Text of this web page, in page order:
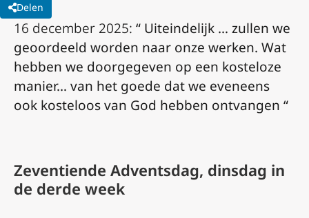
Delen
16 december 2025: “ Uiteindelijk … zullen we
geoordeeld worden naar onze werken. Wat
hebben we doorgegeven op een kosteloze
manier… van het goede dat we eveneens
ook kosteloos van God hebben ontvangen “
Zeventiende Adventsdag, dinsdag in
de derde week